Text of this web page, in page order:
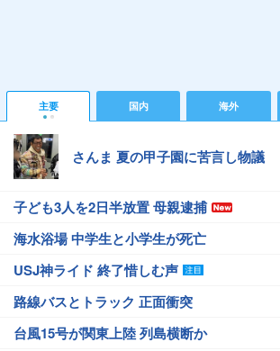
主要 国内 海外
さんま 夏の甲子園に苦言し物議
子ども3人を2日半放置 母親逮捕
海水浴場 中学生と小学生が死亡
USJ神ライド 終了惜しむ声
路線バスとトラック 正面衝突
台風15号が関東上陸 列島横断か